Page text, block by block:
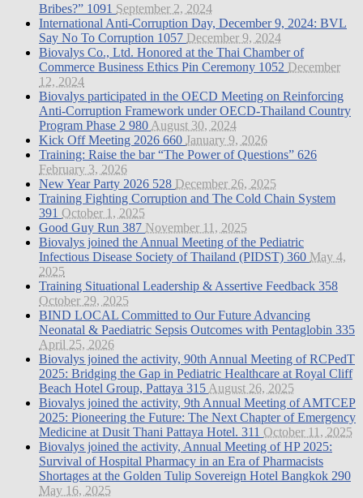
Bribes?” 1091 September 2, 2024
International Anti-Corruption Day, December 9, 2024: BVL
Say No To Corruption 1057 December 9, 2024
Biovalys Co., Ltd. Honored at the Thai Chamber of
Commerce Business Ethics Pin Ceremony 1052 December
12, 2024
Biovalys participated in the OECD Meeting on Reinforcing
Anti-Corruption Framework under OECD-Thailand Country
Program Phase 2 980 August 30, 2024
Kick Off Meeting 2026 660 January 9, 2026
Training: Raise the bar “The Power of Questions” 626
February 3, 2026
New Year Party 2026 528 December 26, 2025
Training Fighting Corruption and The Cold Chain System
391 October 1, 2025
Good Guy Run 387 November 11, 2025
Biovalys joined the Annual Meeting of the Pediatric
Infectious Disease Society of Thailand (PIDST) 360 May 4,
2025
Training Situational Leadership & Assertive Feedback 358
October 29, 2025
BIND LOCAL Committed to Our Future Advancing
Neonatal & Paediatric Sepsis Outcomes with Pentaglobin 335
April 25, 2026
Biovalys joined the activity, 90th Annual Meeting of RCPedT
2025: Bridging the Gap in Pediatric Healthcare at Royal Cliff
Beach Hotel Group, Pattaya 315 August 26, 2025
Biovalys joined the activity, 9th Annual Meeting of AMTCEP
2025: Pioneering the Future: The Next Chapter of Emergency
Medicine at Dusit Thani Pattaya Hotel. 311 October 11, 2025
Biovalys joined the activity, Annual Meeting of HP 2025:
Survival of Hospital Pharmacy in an Era of Pharmacists
Shortages at the Golden Tulip Sovereign Hotel Bangkok 290
May 16, 2025